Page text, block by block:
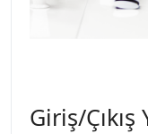
Giriş/Çıkış